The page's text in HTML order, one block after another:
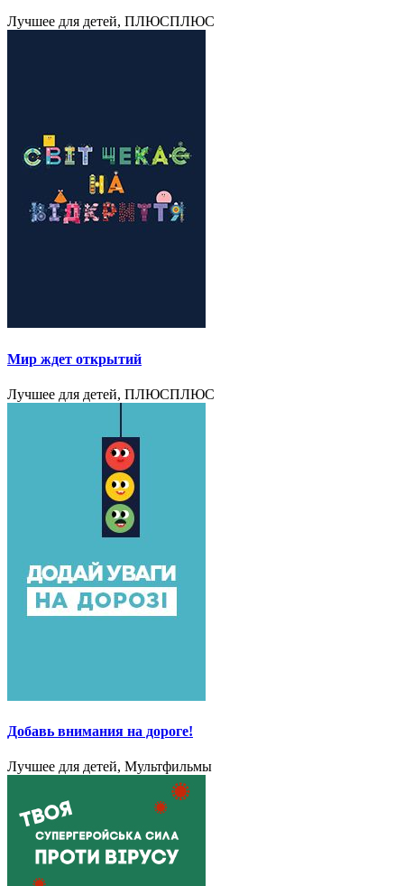
Лучшее для детей, ПЛЮСПЛЮС
Мир ждет открытий
Лучшее для детей, ПЛЮСПЛЮС
Добавь внимания на дороге!
Лучшее для детей, Мультфильмы